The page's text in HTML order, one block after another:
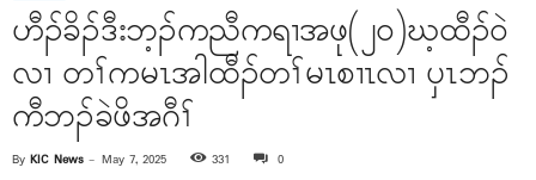
ဟီၣ်ခိၣ်ဒီးဘ့ၣ်ကညီကရၢအဖု(၂၀)ဃ့ထီၣ်ဝဲ
လၢ တၢ်ကမၤအါထီၣ်တၢ်မၤစၢၤလၢ ပှၤဘၣ်
ကီဘၣ်ခဲဖိအဂီၢ်
By KIC News - May 7, 2025 331 0